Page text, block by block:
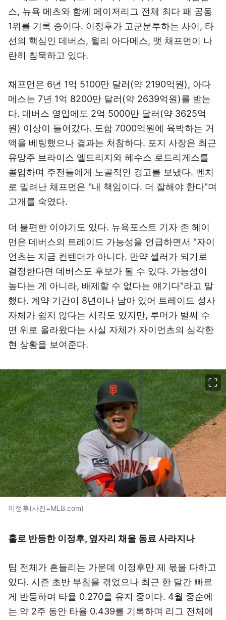
스, 뉴욕 메츠와 함께 메이저리그 전체 최다 패 공동
1위를 기록 중이다. 이정후가 고군분투하는 사이, 타
선의 핵심인 데버스, 윌리 아다메스, 맷 채프먼이 나
란히 침묵하고 있다.
채프먼은 6년 1억 5100만 달러(약 2190억원), 아다
메스는 7년 1억 8200만 달러(약 2639억원)를 받는
다. 데버스 영입에도 2억 5000만 달러(약 3625억
원) 이상이 들어갔다. 도합 7000억원에 육박하는 거
액을 베팅했으나 결과는 처참하다. 포지 사장은 최근
유망주 브라이스 엘드리지와 헤수스 로드리게스를
콜업하며 주전들에게 노골적인 경고를 보냈다. 벤치
로 밀려난 채프먼은 "내 책임이다. 더 잘해야 한다"며
고개를 숙였다.
더 불편한 이야기도 있다. 뉴욕포스트 기자 존 헤이
먼은 데버스의 트레이드 가능성을 언급하면서 "자이
언츠는 지금 컨텐더가 아니다. 만약 셀러가 되기로
결정한다면 데버스도 후보가 될 수 있다. 가능성이
높다는 게 아니라, 배제할 수 없다는 얘기다"라고 말
했다. 계약 기간이 8년이나 남아 있어 트레이드 성사
자체가 쉽지 않다는 시각도 있지만, 루머가 벌써 수
면 위로 올라왔다는 사실 자체가 자이언츠의 심각한
현 상황을 보여준다.
이정후(사진=MLB.com)
홀로 반등한 이정후, 옆자리 채울 동료 사라지나
팀 전체가 흔들리는 가운데 이정후만 제 몫을 다하고
있다. 시즌 초반 부침을 겪었으나 최근 한 달간 빠르
게 반등하며 타율 0.270을 유지 중이다. 4월 중순에
는 약 2주 동안 타율 0.439를 기록하며 리그 전체에